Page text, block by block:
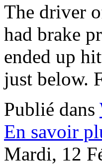
The driver
had brake
ended up
just below.
Publié dans
En savoir
Mardi, 12